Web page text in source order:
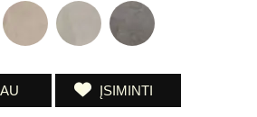
ĮSIMINTI